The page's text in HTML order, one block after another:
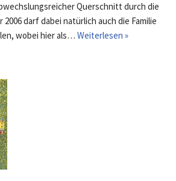
Querschnitt durch die
2006 darf dabei natürlich auch die Familie
wobei hier als… Weiterlesen »